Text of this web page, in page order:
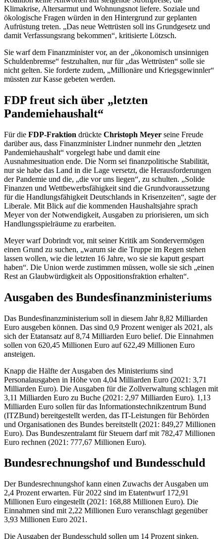
Klimakrise, Altersarmut und Wohnungsnot liefere. Soziale und
ökologische Fragen würden in den Hintergrund zur geplanten
Aufrüstung treten. „Das neue Wettrüsten soll ins Grundgesetz und
damit Verfassungsrang bekommen“, kritisierte Lötzsch.
Sie warf dem Finanzminister vor, an der „ökonomisch unsinnigen
Schuldenbremse“ festzuhalten, nur für „das Wettrüsten“ solle sie
nicht gelten. Sie forderte zudem, „Millionäre und Kriegsgewinnler“
müssten zur Kasse gebeten werden.
FDP freut sich über „letzten
Pandemiehaushalt“
Für die FDP-Fraktion drückte Christoph Meyer seine Freude
darüber aus, dass Finanzminister Lindner nunmehr den „letzten
Pandemiehaushalt“ vorgelegt habe und damit eine
Ausnahmesituation ende. Die Norm sei finanzpolitische Stabilität,
nur sie habe das Land in die Lage versetzt, die Herausforderungen
der Pandemie und die, „die vor uns liegen“, zu schulten. „Solide
Finanzen und Wettbewerbsfähigkeit sind die Grundvoraussetzung
für die Handlungsfähigkeit Deutschlands in Krisenzeiten“, sagte der
Liberale. Mit Blick auf die kommenden Haushaltsjahre sprach
Meyer von der Notwendigkeit, Ausgaben zu priorisieren, um sich
Handlungsspielräume zu erarbeiten.
Meyer warf Dobrindt vor, mit seiner Kritik am Sondervermögen
einen Grund zu suchen, „warum sie die Truppe im Regen stehen
lassen wollen, wie die letzten 16 Jahre, wo sie sie kaputt gespart
haben“. Die Union werde zustimmen müssen, wolle sie sich „einen
Rest an Glaubwürdigkeit als Oppositionsfraktion erhalten“.
Ausgaben des Bundesfinanzministeriums
Das Bundesfinanzministerium soll in diesem Jahr 8,82 Milliarden
Euro ausgeben können. Das sind 0,9 Prozent weniger als 2021, als
sich der Etatansatz auf 8,74 Milliarden Euro belief. Die Einnahmen
sollen von 620,45 Millionen Euro auf 622,49 Millionen Euro
ansteigen.
Knapp die Hälfte der Ausgaben des Ministeriums sind
Personalausgaben in Höhe von 4,04 Milliarden Euro (2021: 3,71
Milliarden Euro). Die Ausgaben für die Zollverwaltung schlagen mit
3,11 Milliarden Euro zu Buche (2021: 2,97 Milliarden Euro). 1,13
Milliarden Euro sollen für das Informationstechnikzentrum Bund
(ITZBund) bereitgestellt werden, das IT-Leistungen für Behörden
und Organisationen des Bundes bereitstellt (2021: 849,27 Millionen
Euro). Das Bundeszentralamt für Steuern darf mit 782,47 Millionen
Euro rechnen (2021: 777,67 Millionen Euro).
Bundesrechnungshof und Bundesschuld
Der Bundesrechnungshof kann einen Zuwachs der Ausgaben um
2,4 Prozent erwarten. Für 2022 sind im Etatentwurf 172,91
Millionen Euro eingestellt (2021: 168,88 Millionen Euro). Die
Einnahmen sind mit 2,22 Millionen Euro veranschlagt gegenüber
3,93 Millionen Euro 2021.
Die Ausgaben der Bundesschuld sollen um 14 Prozent sinken.